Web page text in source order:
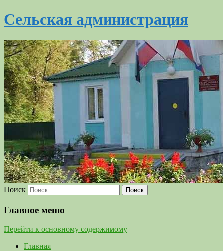
Сельская администрация
Поиск
Главное меню
Перейти к основному содержимому
Главная